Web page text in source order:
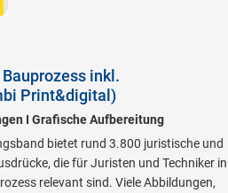
inkl.
Print&digital)
I Grafische Aufbereitung
bietet rund 3.800 juristische und
die für Juristen und Techniker in
relevant sind. Viele Abbildungen,